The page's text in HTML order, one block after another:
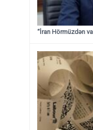
“İran Hörmüzdən